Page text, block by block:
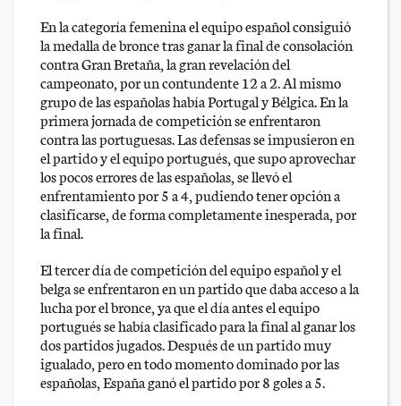
En la categoría femenina el equipo español consiguió
la medalla de bronce tras ganar la final de consolación
contra Gran Bretaña, la gran revelación del
campeonato, por un contundente 12 a 2. Al mismo
grupo de las españolas había Portugal y Bélgica. En la
primera jornada de competición se enfrentaron
contra las portuguesas. Las defensas se impusieron en
el partido y el equipo portugués, que supo aprovechar
los pocos errores de las españolas, se llevó el
enfrentamiento por 5 a 4, pudiendo tener opción a
clasificarse, de forma completamente inesperada, por
la final.
El tercer día de competición del equipo español y el
belga se enfrentaron en un partido que daba acceso a la
lucha por el bronce, ya que el día antes el equipo
portugués se había clasificado para la final al ganar los
dos partidos jugados. Después de un partido muy
igualado, pero en todo momento dominado por las
españolas, España ganó el partido por 8 goles a 5.